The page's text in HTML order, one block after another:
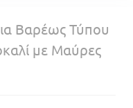
Βαρέως Τύπου
με Μαύρες